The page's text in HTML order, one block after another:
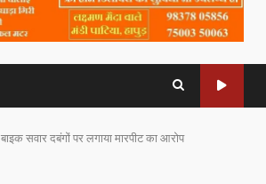
बाइक सवार दबंगों पर लगाया मारपीट का आरोप